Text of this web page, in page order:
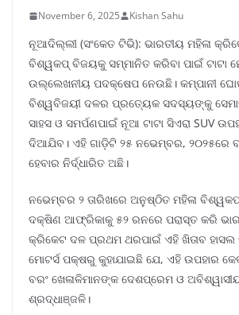
November 6, 2025 Kishan Sahu
ନୂଆଦିଲ୍ଲୀ (ସଂକେତ ଟିଭି): ଭାରତୀୟ ମହିଳା
ବିଶ୍ୱକପ୍ ବିଜୟକୁ ସମ୍ମାନିତ କରିବା ପାଇଁ ଟାଟା
ଉଲ୍ଲେଖନୀୟ ପଦକ୍ଷେପ ନେଉଛି। କମ୍ପାନୀ
ବିଶ୍ୱବିଜୟୀ ଦଳର ପ୍ରତ୍ୟେକ ସଦସ୍ୟଙ୍କୁ
ସାହସ ଓ ସମର୍ପଣପାଇଁ ନୂଆ ଟାଟା ସିଏରା SUV
ଦିଆଯିବ। ଏହି ଗାଡ଼ିଟି ୨୫ ନଭେମ୍ବର, ୨୦୨୫ରେ
ହେବାର ନିର୍ଦ୍ଧାରିତ ଅଛି।
ନଭେମ୍ବର ୨ ତାରିଖରେ ଅନୁଷ୍ଠିତ ମହିଳା
ଦକ୍ଷିଣ ଆଫ୍ରିକାକୁ ୫୨ ରନରେ ପରାସ୍ତ କରି
କ୍ରିକେଟ ଦଳ ପ୍ରଥମ ଥରପାଇଁ ଏହି ଖିତାବ ହାସଲ
ମୋଟର୍ସ ପକ୍ଷରୁ କୁହାଯାଇଛି ଯେ, ଏହି ଉପହାର
ବରଂ ଖେଳାଳିମାନଙ୍କ ଦେଶପ୍ରେମ ଓ
ଶ୍ରଦ୍ଧାଞ୍ଜଳି।